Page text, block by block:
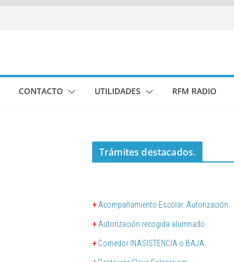
CONTACTO UTILIDADES RFM RADIO
Trámites destacados.
+ Acompañamiento Escolar. Autorización.
+ Autorización recogida alumnado.
+ Comedor INASISTENCIA o BAJA.